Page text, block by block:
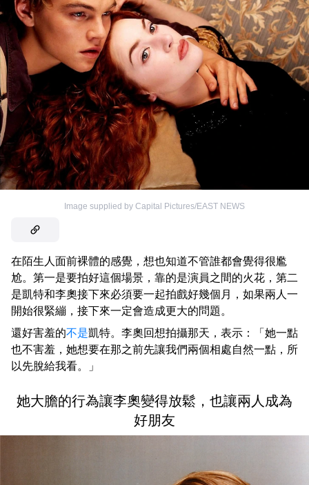
Image supplied by Capital Pictures/EAST NEWS
在陌生人面前裸體的感覺，想也知道不管誰都會覺得很尷
尬。第一是要拍好這個場景，靠的是演員之間的火花，第二
是凱特和李奧接下來必須要一起拍戲好幾個月，如果兩人一
開始很緊繃，接下來一定會造成更大的問題。
還好害羞的不是凱特。李奧回想拍攝那天，表示：「她一點
也不害羞，她想要在那之前先讓我們兩個相處自然一點，所
以先脫給我看。」
她大膽的行為讓李奧變得放鬆，也讓兩人成為
好朋友